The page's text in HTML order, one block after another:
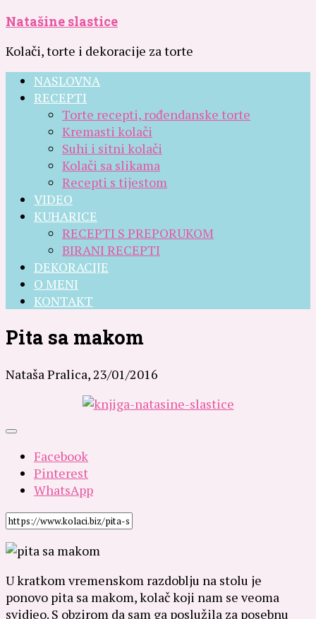
Natašine slastice
Kolači, torte i dekoracije za torte
NASLOVNA
RECEPTI
Torte recepti, rođendanske torte
Kremasti kolači
Suhi i sitni kolači
Kolači sa slikama
Recepti s tijestom
VIDEO
KUHARICE
RECEPTI S PREPORUKOM
BIRANI RECEPTI
DEKORACIJE
O MENI
KONTAKT
Pita sa makom
Nataša Pralica,23/01/2016
Facebook
Pinterest
WhatsApp
U kratkom vremenskom razdoblju na stolu je
ponovo pita sa makom, kolač koji nam se veoma
svidjeo. S obzirom da sam ga poslužila za posebnu